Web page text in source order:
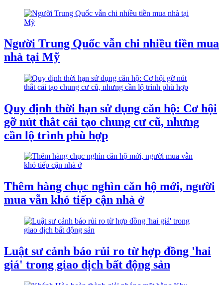
Người Trung Quốc vẫn chi nhiều tiền mua
nhà tại Mỹ
Quy định thời hạn sử dụng căn hộ: Cơ hội
gỡ nút thắt cải tạo chung cư cũ, nhưng
cần lộ trình phù hợp
Thêm hàng chục nghìn căn hộ mới, người
mua vẫn khó tiếp cận nhà ở
Luật sư cảnh báo rủi ro từ hợp đồng 'hai
giá' trong giao dịch bất động sản